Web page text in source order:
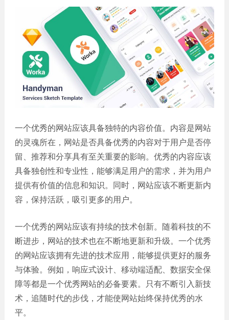
外贸
网站
建设
教育
培训
网站
建设
建筑
其他
小程
序案
例
电商
平台
APP
案例
系统
平台
一个优秀的网站应该具备独特的内容价值。内容是网站
的灵魂所在，网站是否具备优秀的内容对于用户是否停
留、推荐和分享具有至关重要的影响。优秀的内容应该
具备独创性和专业性，能够满足用户的需求，并为用户
提供有价值的信息和知识。同时，网站应该不断更新内
容，保持活跃，吸引更多的用户。
一个优秀的网站应该有持续的技术创新。随着科技的不
断进步，网站的技术也在不断地更新和升级。一个优秀
的网站应该拥有先进的技术应用，能够提供更好的服务
与体验。例如，响应式设计、移动端适配、数据安全保
障等都是一个优秀网站的必备要素。只有不断引入新技
术，追随时代的步伐，才能使网站始终保持优秀的水
平。